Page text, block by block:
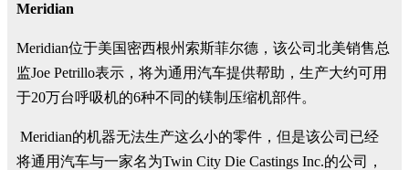
Meridian
Meridian位于美国密西根州索斯菲尔德，该公司北美销售总
监Joe Petrillo表示，将为通用汽车提供帮助，生产大约可用
于20万台呼吸机的6种不同的镁制压缩机部件。
Meridian的机器无法生产这么小的零件，但是该公司已经
将通用汽车与一家名为Twin City Die Castings Inc.的公司，